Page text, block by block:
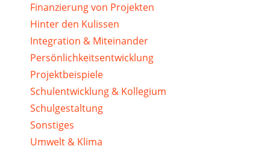
Finanzierung von Projekten
Hinter den Kulissen
Integration & Miteinander
Persönlichkeitsentwicklung
Projektbeispiele
Schulentwicklung & Kollegium
Schulgestaltung
Sonstiges
Umwelt & Klima